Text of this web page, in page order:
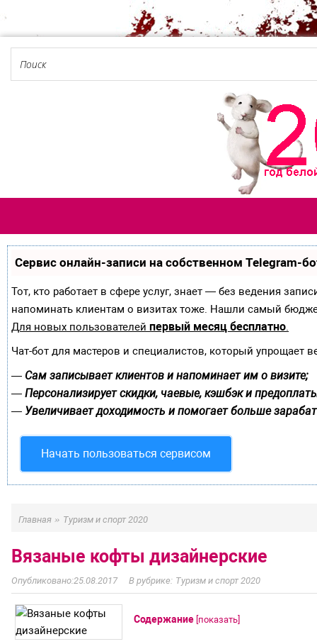
Сервис онлайн-записи на собственном Telegram-
Тот, кто работает в сфере услуг, знает — без ведения
напоминать клиентам о визитах тоже. Нашли самый
Для новых пользователей первый месяц бесплатно.
Чат-бот для мастеров и специалистов, который упрощает
— Сам записывает клиентов и напоминает им о визите;
— Персонализирует скидки, чаевые, кэшбэк и
— Увеличивает доходимость и помогает больше
Начать пользоваться сервисом
Главная » Туризм и спорт 2020
Вязаные кофты дизайнерские
25.08.2017 Туризм и спорт 2020
Содержание [показать]